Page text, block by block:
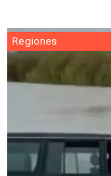
Regiones